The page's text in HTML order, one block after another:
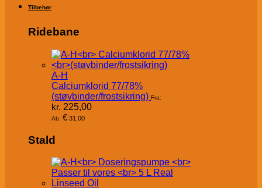
Tilbehør
Ridebane
A-H
Calciumklorid 77/78%
(støvbinder/frostsikring) Fra:
kr. 225,00
Ab: € 31,00
Stald